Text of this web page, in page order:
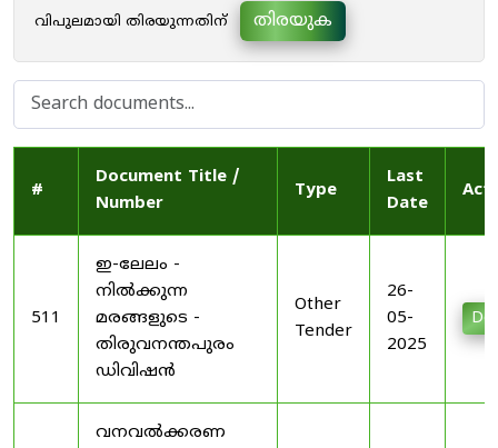
വിപുലമായി തിരയുന്നതിന്
തിരയുക
#
Document Title /
Number
Type
Last
Date
511
ഇ-ലേലം -
നിൽക്കുന്ന
മരങ്ങളുടെ -
തിരുവനന്തപുരം
ഡിവിഷൻ
Other
Tender
26-
05-
2025
വനവൽക്കരണ